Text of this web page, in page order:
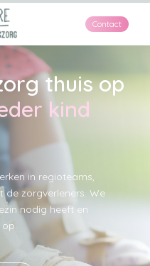
Contact
thuis op
kind
in regioteams,
zorgverleners. We
nodig heeft en